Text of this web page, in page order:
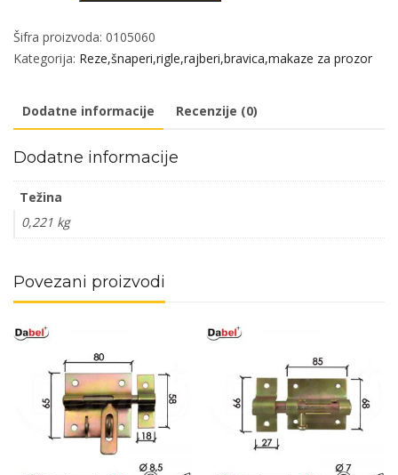
384
Nikl
količina
Šifra proizvoda: 0105060
Kategorija: Reze,šnaperi,rigle,rajberi,bravica,makaze za prozor
Dodatne informacije Recenzije (0)
Dodatne informacije
Težina
0,221 kg
Povezani proizvodi